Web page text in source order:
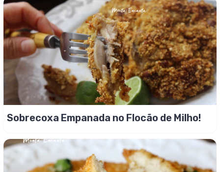
Sobrecoxa Empanada no Flocão de Milho!